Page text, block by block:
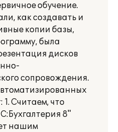
обучение.
как создавать и
копии базы,
была
дисков
сопровождения.
1. Считаем, что
8"
нашим